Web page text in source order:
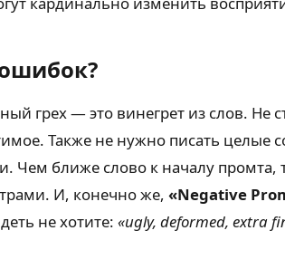
грех — это винегрет из слов. Не
Также не нужно писать
Чем ближе слово к началу промта,
И, конечно же, «Negative
не хотите: «ugly, deformed, extra